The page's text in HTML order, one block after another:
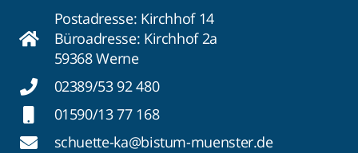
Postadresse: Kirchhof 14
Büroadresse: Kirchhof 2a
59368 Werne
02389/53 92 480
01590/13 77 168
schuette-ka@bistum-muenster.de